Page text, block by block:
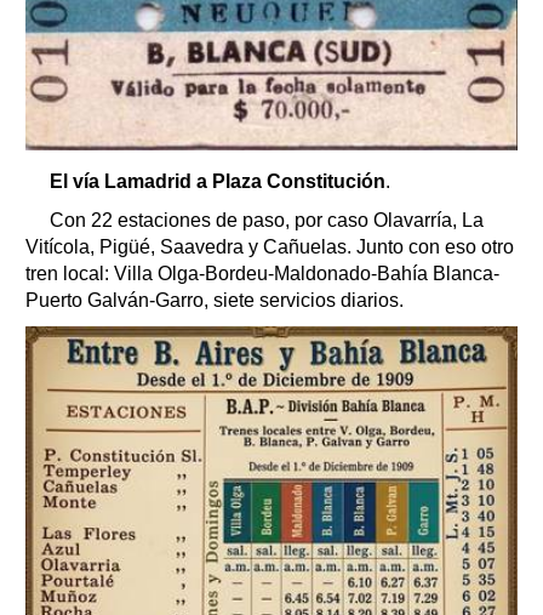
El vía Lamadrid a Plaza Constitución.
Con 22 estaciones de paso, por caso Olavarría, La
Vitícola, Pigüé, Saavedra y Cañuelas. Junto con eso otro
tren local: Villa Olga-Bordeu-Maldonado-Bahía Blanca-
Puerto Galván-Garro, siete servicios diarios.